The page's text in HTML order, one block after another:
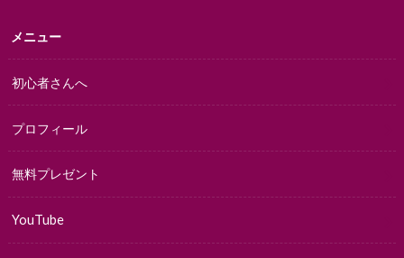
メニュー
初心者さんへ
プロフィール
無料プレゼント
YouTube